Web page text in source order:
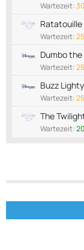
Wartezeit:
Ratatouille
Wartezeit:
Dumbo
Wartezeit:
Buzz
Wartezeit:
The
Wartezeit: